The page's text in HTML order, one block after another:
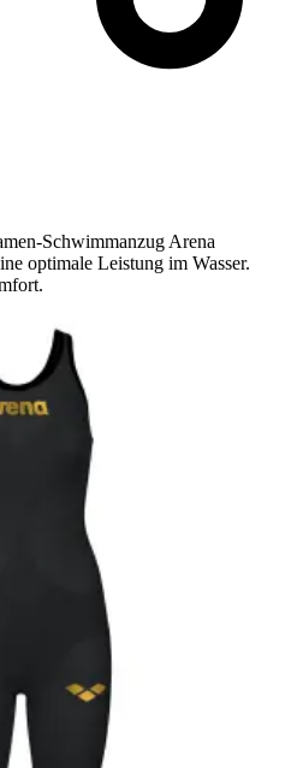
Schwimmanzug Arena
optimale Leistung im Wasser.